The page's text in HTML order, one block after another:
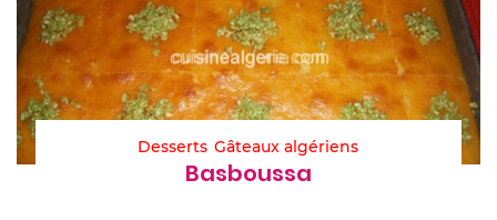
Desserts Gâteaux algériens
Basboussa